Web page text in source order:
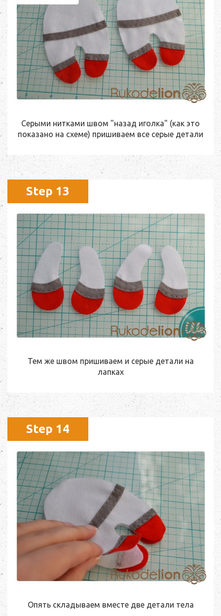
Серыми нитками швом "назад иголка" (как это
показано на схеме) пришиваем все серые детали
Step 13
Тем же швом пришиваем и серые детали на
лапках
Step 14
Опять складываем вместе две детали тела